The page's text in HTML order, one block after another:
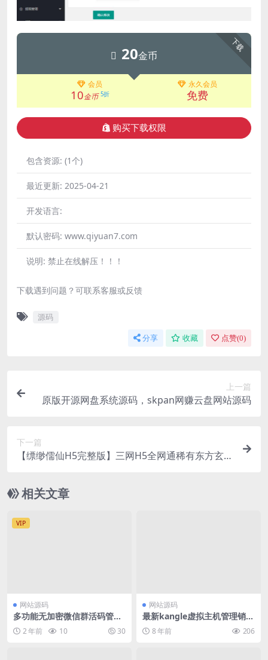
下载
20金币
会员
10金币 5折
永久会员
免费
购买下载权限
包含资源: (1个)
最近更新: 2025-04-21
开发语言:
默认密码: www.qiyuan7.com
说明: 禁止在线解压！！！
下载遇到问题？可联系客服或反馈
源码
分享 收藏 点赞(0)
上一篇
原版开源网盘系统源码，skpan网赚云盘网站源码
下一篇
【缥缈儒仙H5完整版】三网H5全网通稀有东方玄幻
码
相关文章
VIP
网站源码
多功能无加密微信群活码管理
系统源码
2 年前 10 30
网站源码
最新kangle虚拟主机管理销售
系统源码
8 年前 206